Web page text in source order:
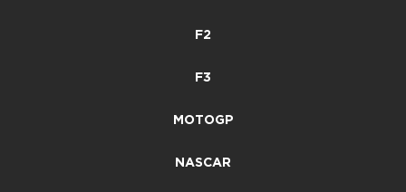
F2
F3
MOTOGP
NASCAR